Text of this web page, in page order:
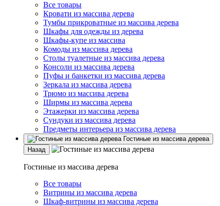
Все товары
Кровати из массива дерева
Тумбы прикроватные из массива дерева
Шкафы для одежды из дерева
Шкафы-купе из массива
Комоды из массива дерева
Столы туалетные из массива дерева
Консоли из массива дерева
Пуфы и банкетки из массива дерева
Зеркала из массива дерева
Трюмо из массива дерева
Ширмы из массива дерева
Этажерки из массива дерева
Сундуки из массива дерева
Предметы интерьера из массива дерева
Гостиные из массива дерева
Назад
Гостиные из массива дерева
Все товары
Витрины из массива дерева
Шкаф-витрины из массива дерева